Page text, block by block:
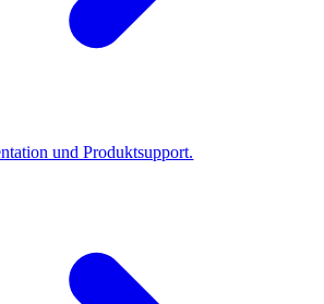
und Produktsupport.